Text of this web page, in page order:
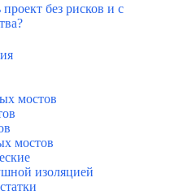
без рисков и с
мостов
мостов
изоляцией